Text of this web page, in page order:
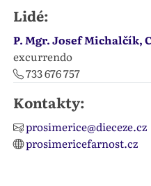
Lidé:
P. Mgr. Josef Michalčík,
excurrendo
733 676 757
Kontakty:
prosimerice@dieceze.cz
prosimericefarnost.cz